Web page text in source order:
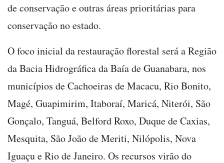
de conservação e outras áreas prioritárias para
conservação no estado.
O foco inicial da restauração florestal será a Região
da Bacia Hidrográfica da Baía de Guanabara, nos
municípios de Cachoeiras de Macacu, Rio Bonito,
Magé, Guapimirim, Itaboraí, Maricá, Niterói, São
Gonçalo, Tanguá, Belford Roxo, Duque de Caxias,
Mesquita, São João de Meriti, Nilópolis, Nova
Iguaçu e Rio de Janeiro. Os recursos virão do